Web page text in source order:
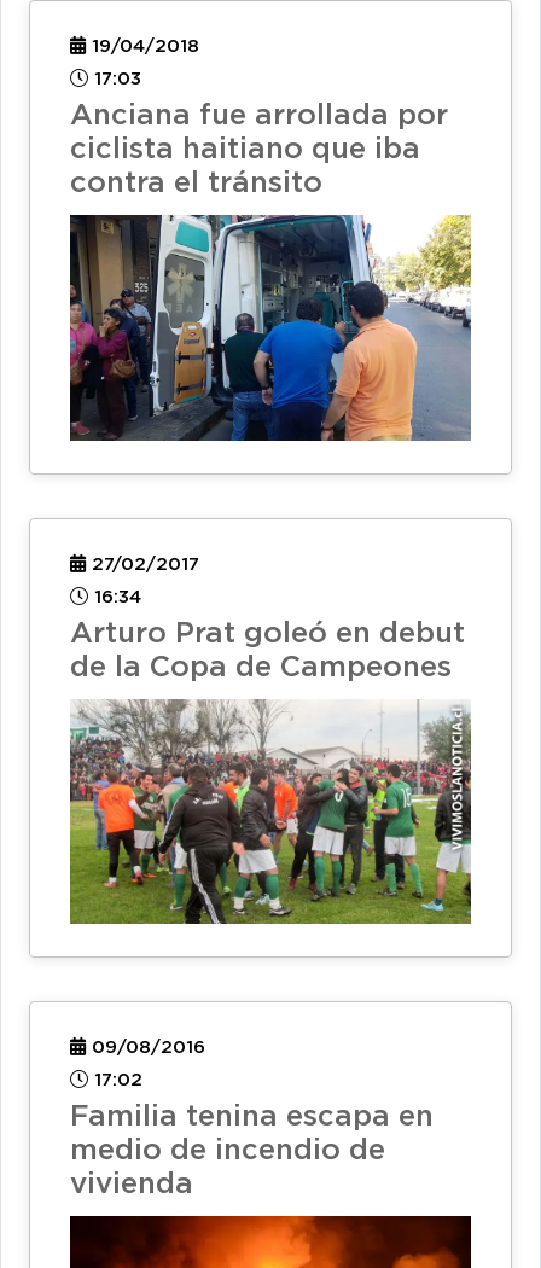
19/04/2018
17:03
Anciana fue arrollada por
ciclista haitiano que iba
contra el tránsito
27/02/2017
16:34
Arturo Prat goleó en debut
de la Copa de Campeones
09/08/2016
17:02
Familia tenina escapa en
medio de incendio de
vivienda